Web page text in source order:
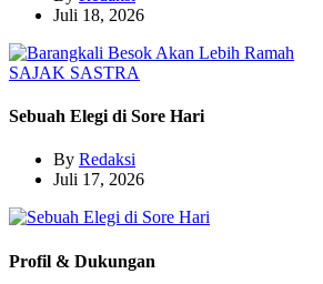
Juli 18, 2026
SAJAK SASTRA
Sebuah Elegi di Sore Hari
By Redaksi
Juli 17, 2026
Profil & Dukungan